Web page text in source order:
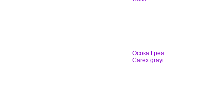
Осока Грея
Carex grayi